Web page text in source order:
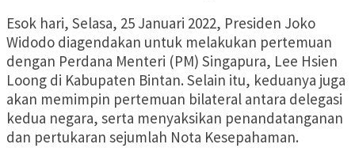
Esok hari, Selasa, 25 Januari 2022, Presiden Joko
Widodo diagendakan untuk melakukan pertemuan
dengan Perdana Menteri (PM) Singapura, Lee Hsien
Loong di Kabupaten Bintan. Selain itu, keduanya juga
akan memimpin pertemuan bilateral antara delegasi
kedua negara, serta menyaksikan penandatanganan
dan pertukaran sejumlah Nota Kesepahaman.